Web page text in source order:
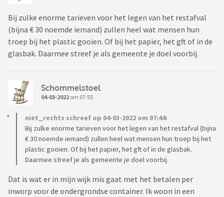
Bij zulke enorme tarieven voor het legen van het restafval
(bijna € 30 noemde iemand) zullen heel wat mensen hun
troep bij het plastic gooien. Of bij het papier, het gft of in de
glasbak. Daarmee streef je als gemeente je doel voorbij.
Schommelstoel
04-03-2022 om 07:55
niet_rechts schreef op 04-03-2022 om 07:44:
Bij zulke enorme tarieven voor het legen van het restafval (bijna
€ 30 noemde iemand) zullen heel wat mensen hun troep bij het
plastic gooien. Of bij het papier, het gft of in de glasbak.
Daarmee streef je als gemeente je doel voorbij.
Dat is wat er in mijn wijk mis gaat met het betalen per
inworp voor de ondergrondse container. Ik woon in een